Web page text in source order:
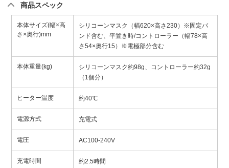
商品スペック
本体サイズ(幅×高
さ×奥行)mm
シリコーンマスク（幅620×高さ230）※固定バ
ンド含む、平置き時/コントローラー（幅78×高
さ54×奥行15）※電極部分含む
本体重量(kg)
シリコーンマスク約98g、コントローラー約32g
（1個分）
ヒーター温度 約40℃
電源方式 充電式
電圧 AC100-240V
充電時間 約2.5時間